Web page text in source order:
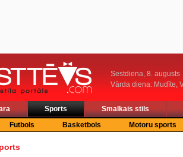
Sestdiena, 8. augusts
Vārda diena: Mudīte,
Sports
Smalkais stils
Futbols Basketbols Motoru sports